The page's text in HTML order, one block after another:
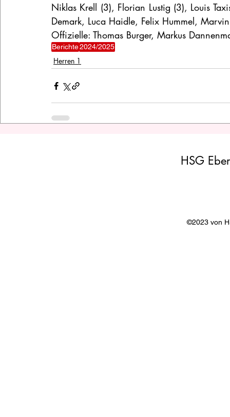
Niklas Krell (3), Florian Lustig (3), Louis
Demark, Luca Haidle, Felix Hummel,
Offizielle: Thomas Burger, Markus
Berichte2024/2025
Herren 1
HSG
©2023 von